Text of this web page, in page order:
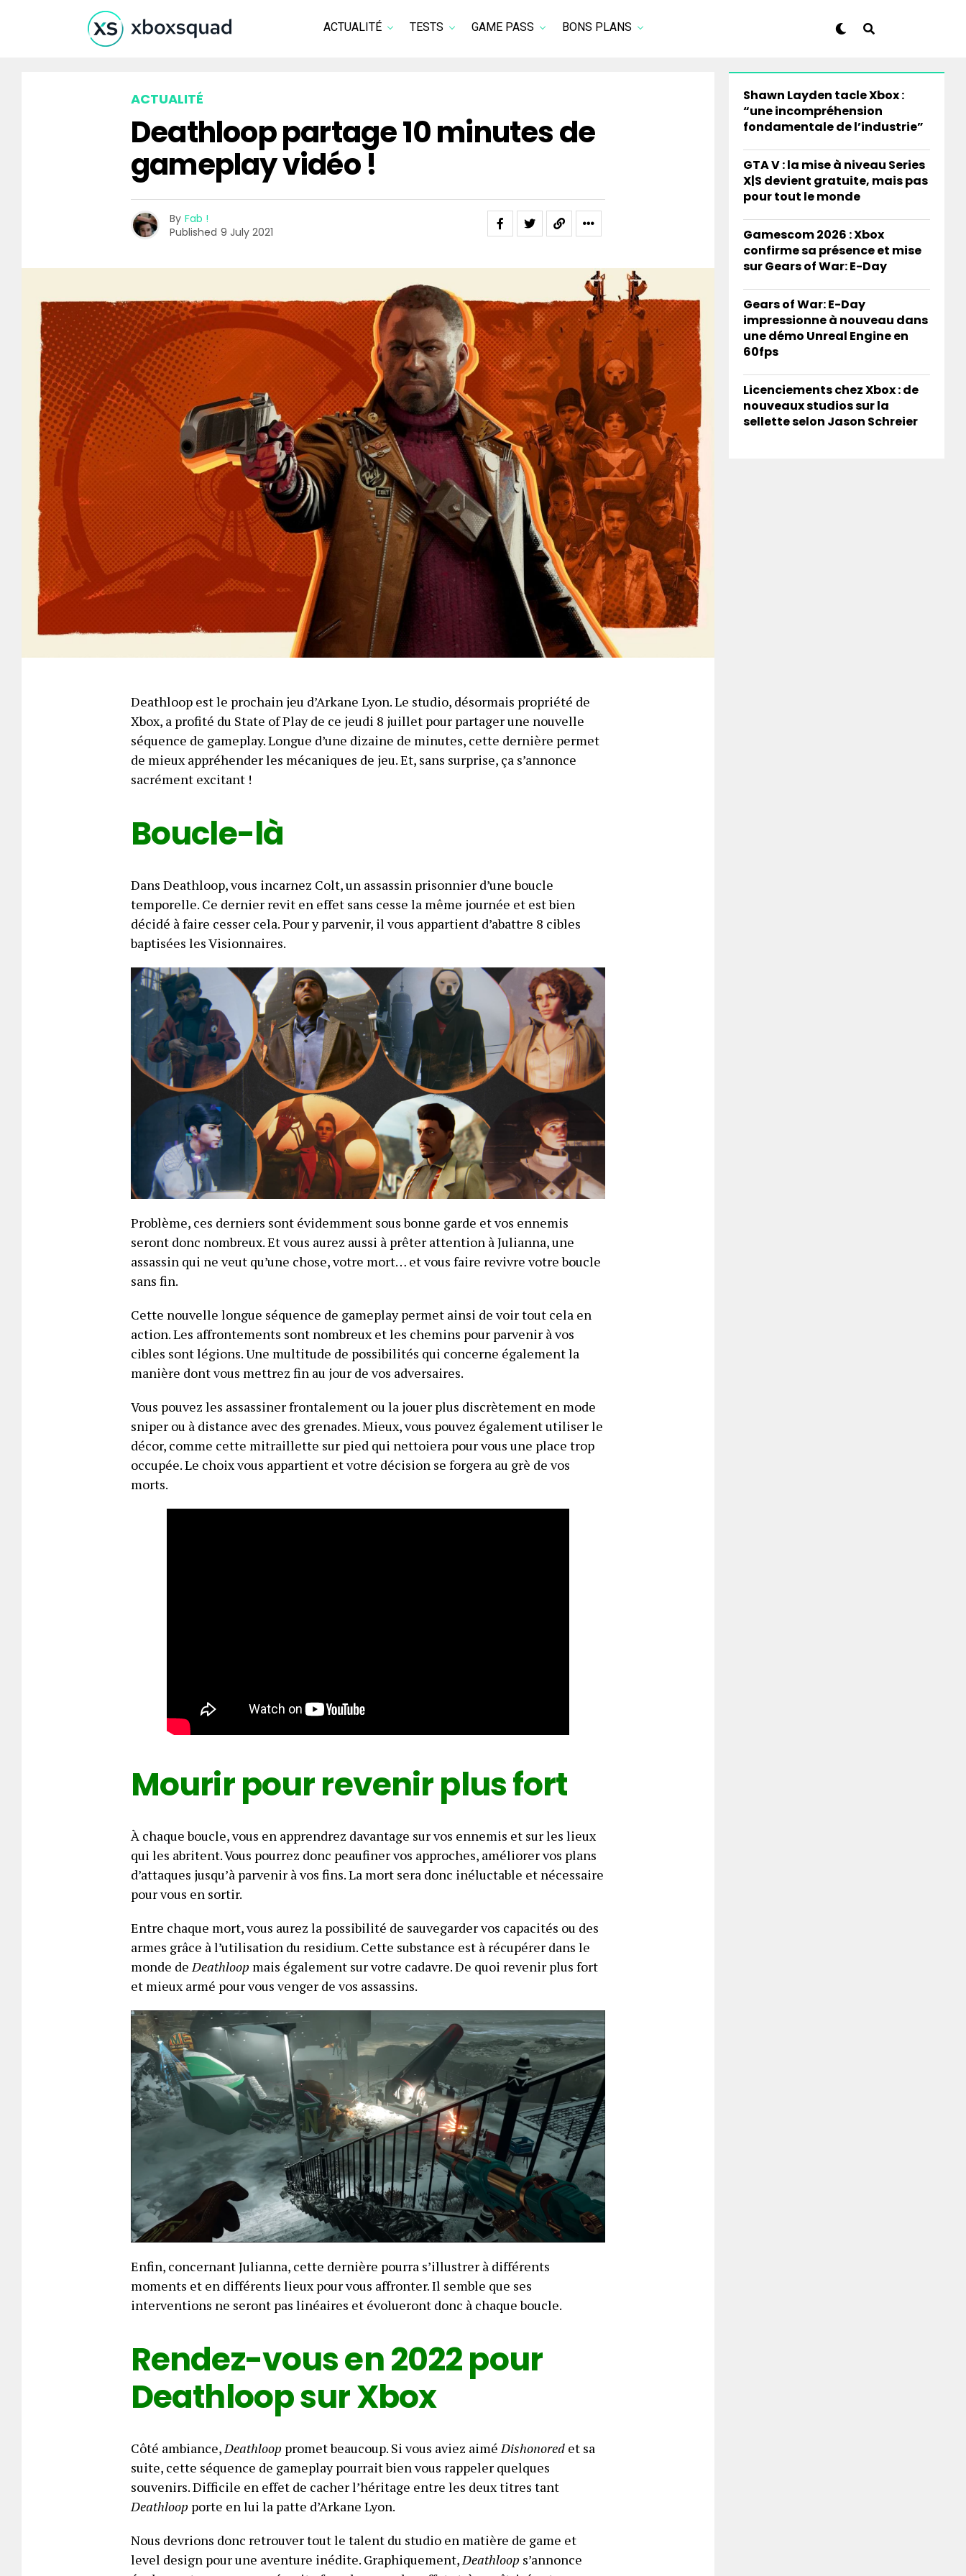
ACTUALITÉ TESTS GAME PASS BONS PLANS
ACTUALITÉ
Deathloop partage 10 minutes de
gameplay vidéo !
By Fab !
Published 9 July 2021
Deathloop est le prochain jeu d’Arkane Lyon. Le studio, désormais propriété de
Xbox, a profité du State of Play de ce jeudi 8 juillet pour partager une nouvelle
séquence de gameplay. Longue d’une dizaine de minutes, cette dernière permet
de mieux appréhender les mécaniques de jeu. Et, sans surprise, ça s’annonce
sacrément excitant !
Boucle-là
Dans Deathloop, vous incarnez Colt, un assassin prisonnier d’une boucle
temporelle. Ce dernier revit en effet sans cesse la même journée et est bien
décidé à faire cesser cela. Pour y parvenir, il vous appartient d’abattre 8 cibles
baptisées les Visionnaires.
Problème, ces derniers sont évidemment sous bonne garde et vos ennemis
seront donc nombreux. Et vous aurez aussi à prêter attention à Julianna, une
assassin qui ne veut qu’une chose, votre mort… et vous faire revivre votre boucle
sans fin.
Cette nouvelle longue séquence de gameplay permet ainsi de voir tout cela en
action. Les affrontements sont nombreux et les chemins pour parvenir à vos
cibles sont légions. Une multitude de possibilités qui concerne également la
manière dont vous mettrez fin au jour de vos adversaires.
Vous pouvez les assassiner frontalement ou la jouer plus discrètement en mode
sniper ou à distance avec des grenades. Mieux, vous pouvez également utiliser le
décor, comme cette mitraillette sur pied qui nettoiera pour vous une place trop
occupée. Le choix vous appartient et votre décision se forgera au grè de vos
morts.
Mourir pour revenir plus fort
À chaque boucle, vous en apprendrez davantage sur vos ennemis et sur les lieux
qui les abritent. Vous pourrez donc peaufiner vos approches, améliorer vos plans
d’attaques jusqu’à parvenir à vos fins. La mort sera donc inéluctable et nécessaire
pour vous en sortir.
Entre chaque mort, vous aurez la possibilité de sauvegarder vos capacités ou des
armes grâce à l’utilisation du residium. Cette substance est à récupérer dans le
monde deDeathloop mais également sur votre cadavre. De quoi revenir plus fort
et mieux armé pour vous venger de vos assassins.
Enfin, concernant Julianna, cette dernière pourra s’illustrer à différents
moments et en différents lieux pour vous affronter. Il semble que ses
interventions ne seront pas linéaires et évolueront donc à chaque boucle.
Rendez-vous en 2022 pour
Deathloop sur Xbox
Côté ambiance,Deathloop promet beaucoup. Si vous aviez aiméDishonored et sa
suite, cette séquence de gameplay pourrait bien vous rappeler quelques
souvenirs. Difficile en effet de cacher l’héritage entre les deux titres tant
Deathloop porte en lui la patte d’Arkane Lyon.
Nous devrions donc retrouver tout le talent du studio en matière de game et
level design pour une aventure inédite. Graphiquement,Deathloop s’annonce
Shawn Layden tacle Xbox :
“une incompréhension
fondamentale de l’industrie”
GTA V : la mise à niveau Series
X|S devient gratuite, mais pas
pour tout le monde
Gamescom 2026 : Xbox
confirme sa présence et mise
sur Gears of War: E-Day
Gears of War: E-Day
impressionne à nouveau dans
une démo Unreal Engine en
60fps
Licenciements chez Xbox : de
nouveaux studios sur la
sellette selon Jason Schreier